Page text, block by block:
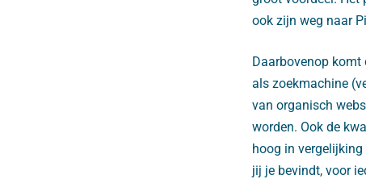
ook zijn weg naar
Daarbovenop
als zoekmachine
van organisch
worden. Ook de
hoog in
jij je bevindt, voor